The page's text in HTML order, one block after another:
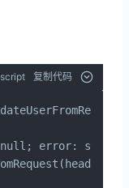
复制代码
| null; error: